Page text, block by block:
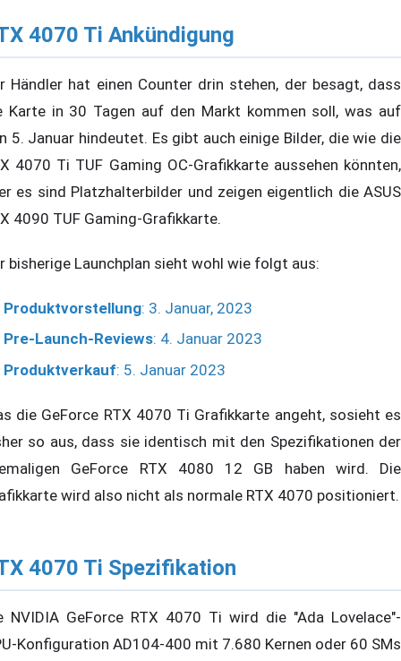
4070 Ti Ankündigung
Händler hat einen Counter drin stehen, der besagt, dass
Karte in 30 Tagen auf den Markt kommen soll, was auf
5. Januar hindeutet. Es gibt auch einige Bilder, die wie die
4070 Ti TUF Gaming OC-Grafikkarte aussehen könnten,
es sind Platzhalterbilder und zeigen eigentlich die ASUS
4090 TUF Gaming-Grafikkarte.
bisherige Launchplan sieht wohl wie folgt aus:
Produktvorstellung: 3. Januar, 2023
Pre-Launch-Reviews: 4. Januar 2023
Produktverkauf: 5. Januar 2023
die GeForce RTX 4070 Ti Grafikkarte angeht, sosieht es
so aus, dass sie identisch mit den Spezifikationen der
GeForce RTX 4080 12 GB haben wird. Die
wird also nicht als normale RTX 4070 positioniert.
4070 Ti Spezifikation
NVIDIA GeForce RTX 4070 Ti wird die "Ada Lovelace"-
Konfiguration AD104-400 mit 7.680 Kernen oder 60 SMs